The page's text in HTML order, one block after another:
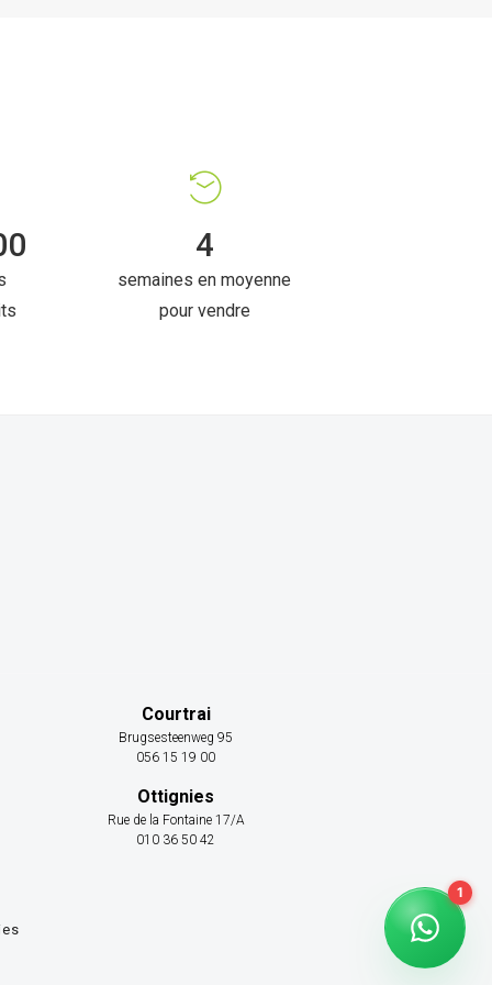
4
semaines en moyenne
pour vendre
Courtrai
Brugsesteenweg 95
056 15 19 00
Ottignies
Rue de la Fontaine 17/A
010 36 50 42